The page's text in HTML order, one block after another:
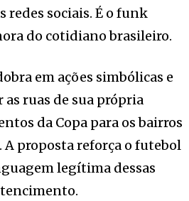
sociais. É o funk
do cotidiano brasileiro.
em ações simbólicas e
ruas de sua própria
da Copa para os bairros
proposta reforça o futebol
legítima dessas